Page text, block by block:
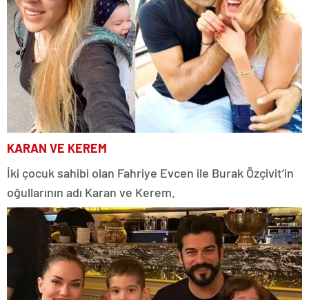
KARAN VE KEREM
İki çocuk sahibi olan Fahriye Evcen ile Burak Özçivit’in
oğullarının adı Karan ve Kerem.